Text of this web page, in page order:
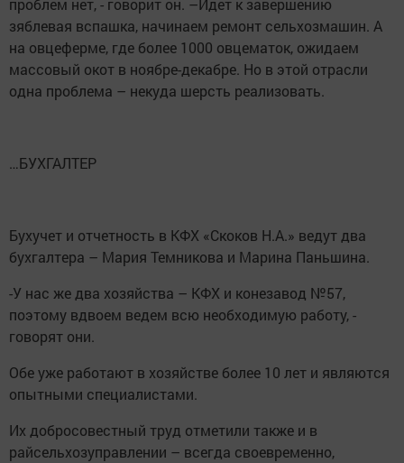
проблем нет, - говорит он. –Идет к завершению
зяблевая вспашка, начинаем ремонт сельхозмашин. А
на овцеферме, где более 1000 овцематок, ожидаем
массовый окот в ноябре-декабре. Но в этой отрасли
одна проблема – некуда шерсть реализовать.
…БУХГАЛТЕР
Бухучет и отчетность в КФХ «Скоков Н.А.» ведут два
бухгалтера – Мария Темникова и Марина Паньшина.
-У нас же два хозяйства – КФХ и конезавод №57,
поэтому вдвоем ведем всю необходимую работу, -
говорят они.
Обе уже работают в хозяйстве более 10 лет и являются
опытными специалистами.
Их добросовестный труд отметили также и в
райсельхозуправлении – всегда своевременно,